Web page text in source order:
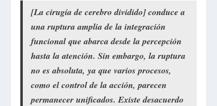
[La cirugía de cerebro dividido] conduce a
una ruptura amplia de la integración
funcional que abarca desde la percepción
hasta la atención. Sin embargo, la ruptura
no es absoluta, ya que varios procesos,
como el control de la acción, parecen
permanecer unificados. Existe desacuerdo